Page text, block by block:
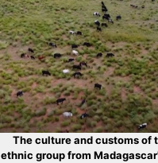
The culture and customs of
ethnic group from